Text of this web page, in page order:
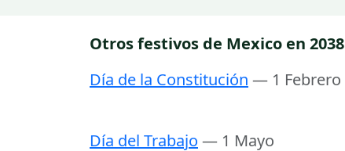
Otros festivos de Mexico en 2038
Día de la Constitución — 1 Febrero
Día del Trabajo — 1 Mayo